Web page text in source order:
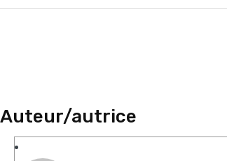
Auteur/autrice